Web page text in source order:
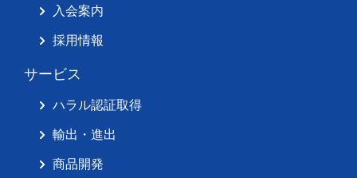
入会案内
採用情報
サービス
ハラル認証取得
輸出・進出
商品開発